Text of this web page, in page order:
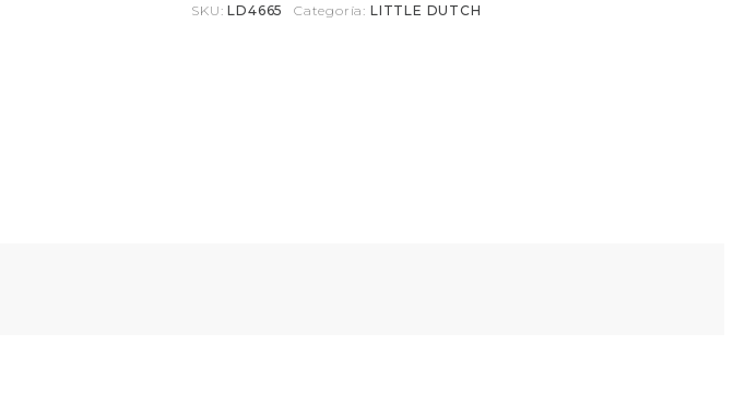
SKU:LD4665 Categoría: LITTLE DUTCH